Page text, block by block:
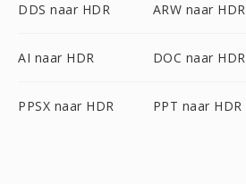
DDS naar HDR ARW naar HDR
AI naar HDR DOC naar HDR
PPSX naar HDR PPT naar HDR